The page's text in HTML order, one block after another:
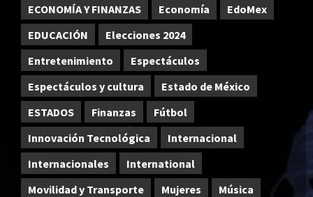
ECONOMÍA Y FINANZAS
Economía
EdoMex
EDUCACIÓN
Elecciones 2024
Entretenimiento
Espectáculos
Espectáculos y cultura
Estado de México
ESTADOS
Finanzas
Fútbol
Innovación Tecnológica
Internacional
Internacionales
International
Movilidad y Transporte
Mujeres
Música